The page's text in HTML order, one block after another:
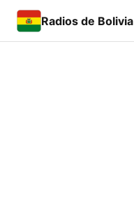
Radios de Bolivia